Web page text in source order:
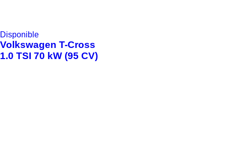
Disponible
Volkswagen T-Cross
1.0 TSI 70 kW (95 CV)